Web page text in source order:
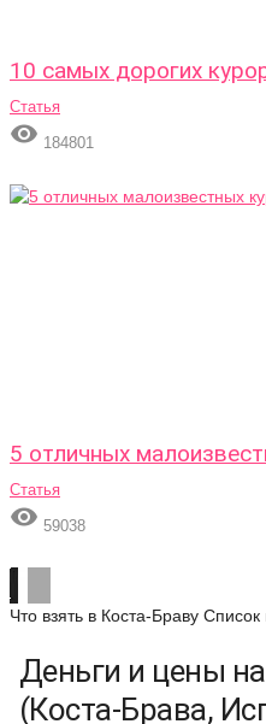
10 самых дорогих
Статья
 184801
5 отличных
Статья
 59038
Что взять в Коста-Браву Список
Деньги и цены
(Коста-Брава,